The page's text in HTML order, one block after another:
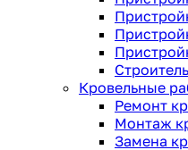
Кровельные
Ремонт
Монтаж
Замена